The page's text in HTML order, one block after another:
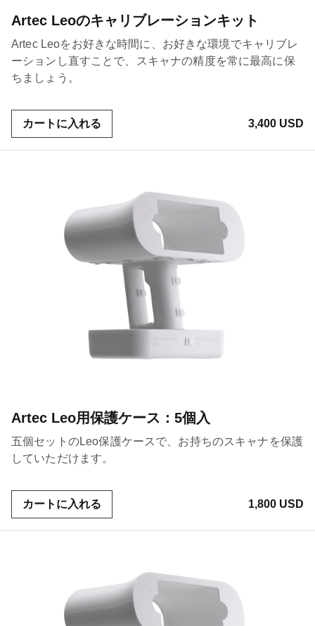
Artec Leoのキャリブレーションキット
Artec Leoをお好きな時間に、お好きな環境でキャリブレ
ーションし直すことで、スキャナの精度を常に最高に保
ちましょう。
カートに入れる 3,400 USD
Artec Leo用保護ケース：5個入
五個セットのLeo保護ケースで、お持ちのスキャナを保護
していただけます。
カートに入れる 1,800 USD